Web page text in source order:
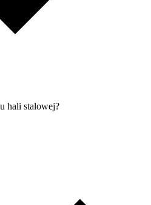
hali stalowej?